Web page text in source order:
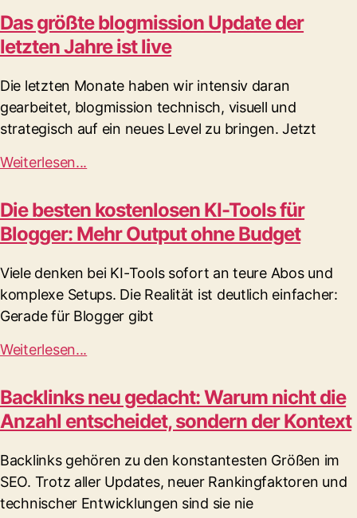
Das größte blogmission Update der
letzten Jahre ist live
Die letzten Monate haben wir intensiv daran
gearbeitet, blogmission technisch, visuell und
strategisch auf ein neues Level zu bringen. Jetzt
Weiterlesen...
Die besten kostenlosen KI-Tools für
Blogger: Mehr Output ohne Budget
Viele denken bei KI-Tools sofort an teure Abos und
komplexe Setups. Die Realität ist deutlich einfacher:
Gerade für Blogger gibt
Weiterlesen...
Backlinks neu gedacht: Warum nicht die
Anzahl entscheidet, sondern der Kontext
Backlinks gehören zu den konstantesten Größen im
SEO. Trotz aller Updates, neuer Rankingfaktoren und
technischer Entwicklungen sind sie nie